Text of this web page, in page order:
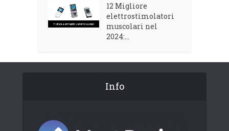
12 Migliore
elettrostimolatori
muscolari nel
2024:...
Info